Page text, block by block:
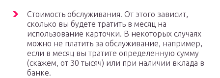
Стоимость обслуживания. От этого зависит,
сколько вы будете тратить в месяц на
использование карточки. В некоторых случаях
можно не платить за обслуживание, например,
если в месяц вы тратите определенную сумму
(скажем, от 30 тысяч) или при наличии вклада в
банке.